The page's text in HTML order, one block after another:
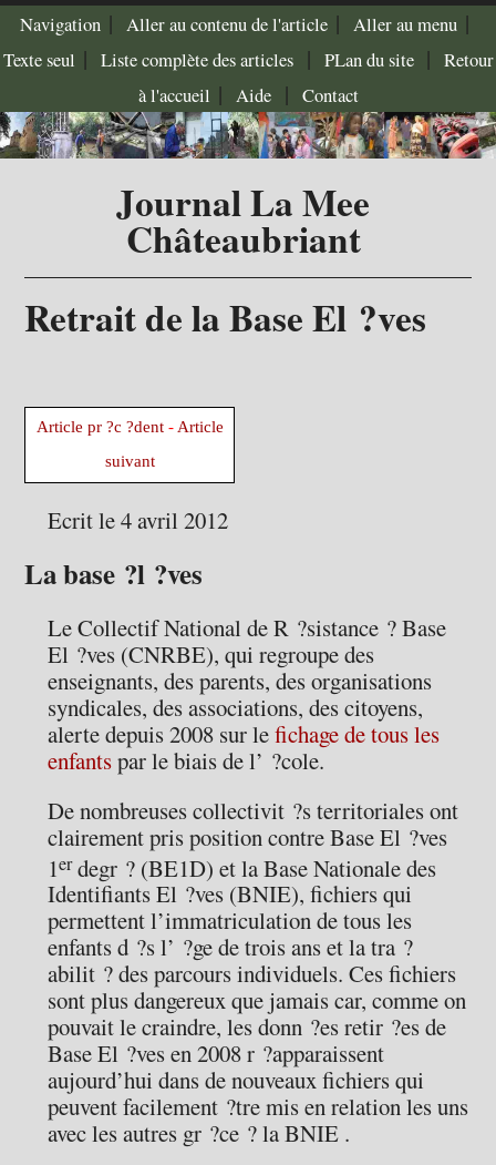
Navigation| Aller au contenu de l'article| Aller au menu|
Texte seul | Liste complète des articles| PLan du site | Retour
à l'accueil | Aide| Contact
Journal La Mee
Châteaubriant
Retrait de la Base El ?ves
Article pr ?c ?dent-Article
suivant
Ecrit le 4 avril 2012
La base ?l ?ves
Le Collectif National de R ?sistance ? Base
El ?ves (CNRBE), qui regroupe des
enseignants, des parents, des organisations
syndicales, des associations, des citoyens,
alerte depuis 2008 sur lefichage de tous les
enfantspar le biais de l’ ?cole.
De nombreuses collectivit ?s territoriales ont
clairement pris position contre Base El ?ves
1erdegr ? (BE1D) et la Base Nationale des
Identifiants El ?ves (BNIE), fichiers qui
permettent l’immatriculation de tous les
enfants d ?s l’ ?ge de trois ans et la tra ?
abilit ? des parcours individuels. Ces fichiers
sont plus dangereux que jamais car, comme on
pouvait le craindre, les donn ?es retir ?es de
Base El ?ves en 2008 r ?apparaissent
aujourd’hui dans de nouveaux fichiers qui
peuvent facilement ?tre mis en relation les uns
avec les autres gr ?ce ? la BNIE .